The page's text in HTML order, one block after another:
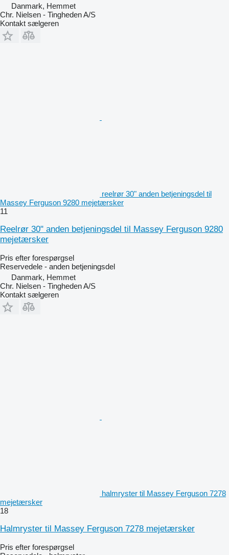
Danmark, Hemmet
Chr. Nielsen - Tingheden A/S
Kontakt sælgeren
reelrør 30" anden betjeningsdel til
Massey Ferguson 9280 mejetærsker
11
Reelrør 30" anden betjeningsdel til Massey Ferguson 9280
mejetærsker
Pris efter forespørgsel
Reservedele - anden betjeningsdel
Danmark, Hemmet
Chr. Nielsen - Tingheden A/S
Kontakt sælgeren
halmryster til Massey Ferguson 7278
mejetærsker
18
Halmryster til Massey Ferguson 7278 mejetærsker
Pris efter forespørgsel